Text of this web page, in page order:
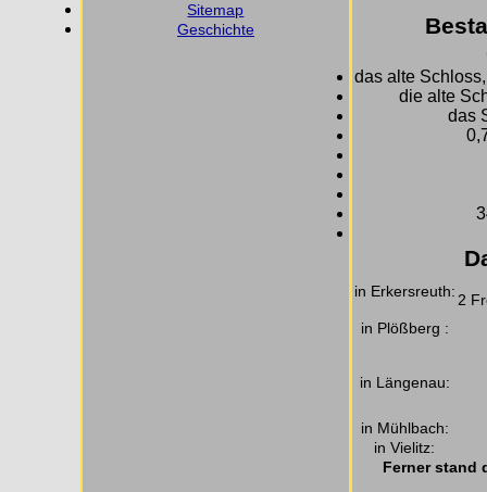
das alte
die alte
das
in Erkersreuth: 2
in Plößberg :
in Längenau:
in Mühlbach:
in Vielitz:
Ferner stand
Sitemap
Geschichte